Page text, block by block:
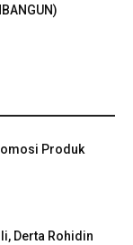
Produk
Derta Rohidin